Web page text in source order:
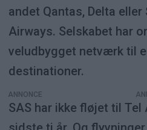
andet Qantas, Delta
Airways. Selskabet har
veludbygget netværk til
destinationer.
ANNONCE
SAS har ikke fløjet til Tel